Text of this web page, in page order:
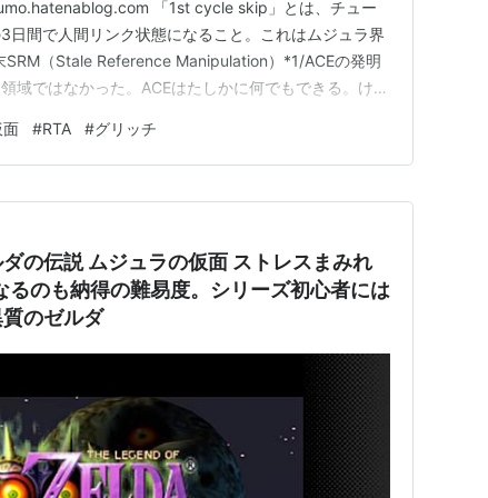
「1st cycle skip」とは、チュー
日間で人間リンク状態になること。これはムジュラ界
（Stale Reference Manipulation）*1/ACEの発明
域ではなかった。ACEはたしかに何でもできる。けれ
ディアを積み重ね…
面 #RTA #グリッチ
ムジュラの仮面 ストレスまみれ
のも納得の難易度。シリーズ初心者には
のゼルダ